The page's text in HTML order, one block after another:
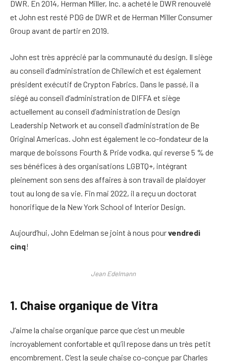
DWR. En 2014, Herman Miller, Inc. a acheté le DWR renouvelé
et John est resté PDG de DWR et de Herman Miller Consumer
Group avant de partir en 2019.
John est très apprécié par la communauté du design. Il siège
au conseil d’administration de Chilewich et est également
président exécutif de Crypton Fabrics. Dans le passé, il a
siégé au conseil d’administration de DIFFA et siège
actuellement au conseil d’administration de Design
Leadership Network et au conseil d’administration de Be
Original Americas. John est également le co-fondateur de la
marque de boissons Fourth & Pride vodka, qui reverse 5 % de
ses bénéfices à des organisations LGBTQ+, intégrant
pleinement son sens des affaires à son travail de plaidoyer
tout au long de sa vie. Fin mai 2022, il a reçu un doctorat
honorifique de la New York School of Interior Design.
Aujourd’hui, John Edelman se joint à nous pourvendredi
cinq!
Jean Edelmann
1. Chaise organique de Vitra
J’aime la chaise organique parce que c’est un meuble
incroyablement confortable et qu’il repose dans un très petit
encombrement. C’est la seule chaise co-conçue par Charles